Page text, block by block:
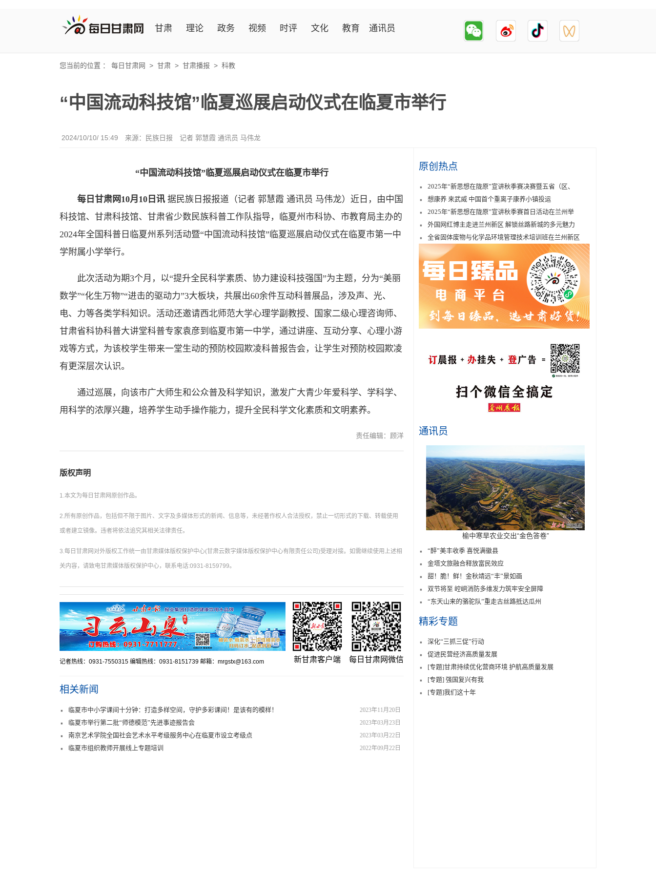
甘肃 理论 政务 视频 时评 文化 教育 通讯员
您当前的位置 ： 每日甘肃网 > 甘肃 > 甘肃播报 > 科教
“中国流动科技馆”临夏巡展启动仪式在临夏市举行
2024/10/10/ 15:49 来源：民族日报 记者 郭慧霞 通讯员 马伟龙
“中国流动科技馆”临夏巡展启动仪式在临夏市举行
每日甘肃网10月10日讯 据民族日报报道（记者 郭慧霞 通讯员 马伟龙）近日，由中国
科技馆、甘肃科技馆、甘肃省少数民族科普工作队指导，临夏州市科协、市教育局主办的
2024年全国科普日临夏州系列活动暨“中国流动科技馆”临夏巡展启动仪式在临夏市第一中
学附属小学举行。
此次活动为期3个月，以“提升全民科学素质、协力建设科技强国”为主题，分为“美丽
数学”“化生万物”“进击的驱动力”3大板块，共展出60余件互动科普展品，涉及声、光、
电、力等各类学科知识。活动还邀请西北师范大学心理学副教授、国家二级心理咨询师、
甘肃省科协科普大讲堂科普专家袁彦到临夏市第一中学，通过讲座、互动分享、心理小游
戏等方式，为该校学生带来一堂生动的预防校园欺凌科普报告会，让学生对预防校园欺凌
有更深层次认识。
通过巡展，向该市广大师生和公众普及科学知识，激发广大青少年爱科学、学科学、
用科学的浓厚兴趣，培养学生动手操作能力，提升全民科学文化素质和文明素养。
责任编辑：顾洋
版权声明
1.本文为每日甘肃网原创作品。
2.所有原创作品，包括但不限于图片、文字及多媒体形式的新闻、信息等，未经著作权人合法授权，禁止一切形式的下载、转载使用
或者建立镜像。违者将依法追究其相关法律责任。
3.每日甘肃网对外版权工作统一由甘肃媒体版权保护中心(甘肃云数字媒体版权保护中心有限责任公司)受理对接。如需继续使用上述相
关内容，请致电甘肃媒体版权保护中心，联系电话:0931-8159799。
记者热线：0931-7550315 编辑热线：0931-8151739 邮箱：mrgstx@163.com 新甘肃客户端 每日甘肃网微信
相关新闻
2023年11月20日
临夏市中小学课间十分钟：打造多样空间，守护多彩课间！是该有的模样！
2023年03月23日
临夏市举行第二批“师德模范”先进事迹报告会
2023年03月22日
南京艺术学院全国社会艺术水平考级服务中心在临夏市设立考级点
2022年09月22日
临夏市组织教师开展线上专题培训
原创热点
2025年“新思想在陇原”宣讲秋季赛决赛暨五省（区、
想康养 来武威 中国首个重离子康养小镇投运
2025年“新思想在陇原”宣讲秋季赛首日活动在兰州举
外国网红博主走进兰州新区 解锁丝路新城的多元魅力
全省固体废物与化学品环境管理技术培训班在兰州新区
通讯员
榆中寒旱农业交出“金色答卷”
“醉”美丰收季 喜悦满徽县
金塔文旅融合释放富民效应
甜！脆！鲜！金秋靖远“丰”景如画
双节将至 崆峒消防多维发力筑牢安全屏障
“东天山来的骆驼队”重走古丝路抵达瓜州
精彩专题
深化“三抓三促”行动
促进民营经济高质量发展
[专题]甘肃持续优化营商环境 护航高质量发展
[专题] 强国复兴有我
[专题]我们这十年